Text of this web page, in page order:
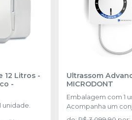
12 Litros -
-
unidade.
Ultrassom
MICRODONT
Embalagem com 1
Acompanha um
cinco pontas